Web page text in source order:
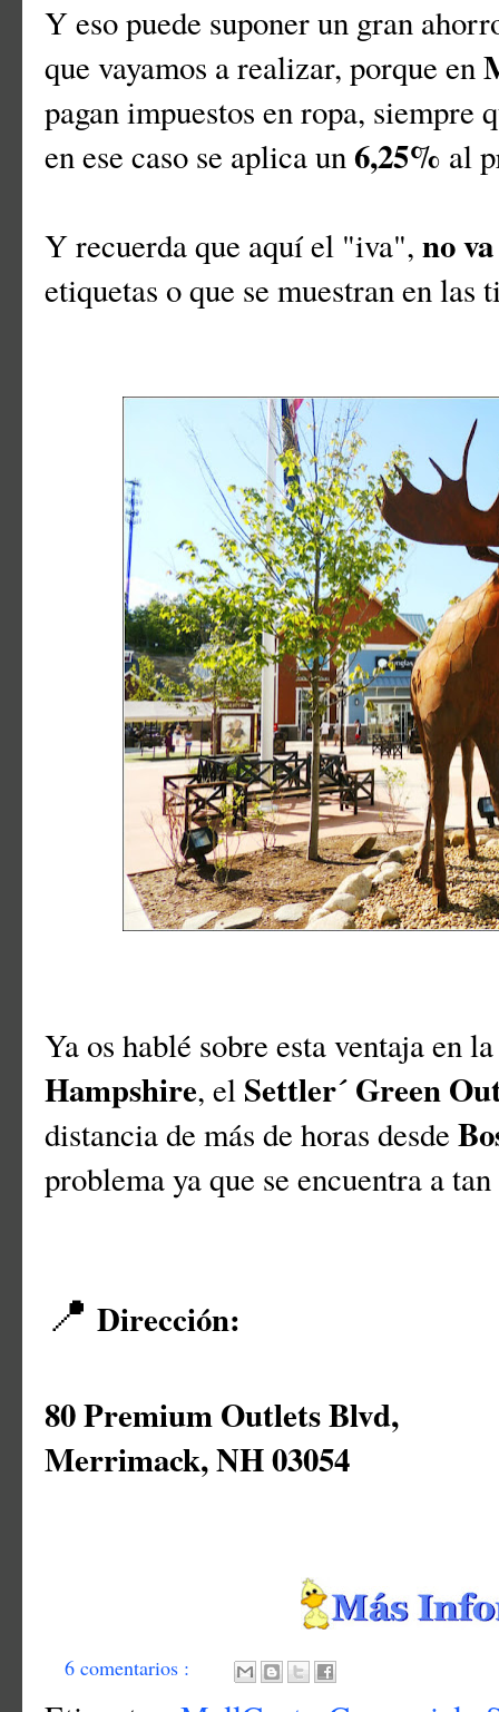
Y eso puede suponer un gran
que vayamos a realizar, porque en
pagan impuestos en ropa, siempre
en ese caso se aplica un6,25% al
Y recuerda que aquí el "iva", no
etiquetas o que se muestran en las
Ya os hablé sobre esta ventaja en
Hampshire, el Settler´ Green
distancia de más de horas desde
problema ya que se encuentra a
📍 Dirección:
80 Premium Outlets Blvd,
Merrimack, NH 03054
6 comentarios :